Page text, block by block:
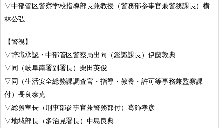
▽中部管区警察学校指導部長兼教授（警務部参事官兼警務課長）横
林公弘
【警視】
▽辞職承認・中部管区警察局出向（鑑識課長）伊藤敦典
▽同（岐阜南署副署長）栗田英俊
▽同（生活安全総務課調査官・指導・教養・許可等事務兼監察課
付）長良泰克
▽総務室長（刑事部参事官兼警務部付）葛飾孝彦
▽地域部長（多治見署長）中島良典